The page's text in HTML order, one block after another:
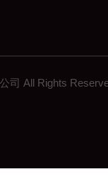
司 All Rights